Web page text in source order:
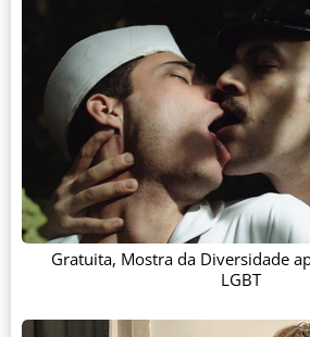
Gratuita, Mostra da Diversidade
LGBT